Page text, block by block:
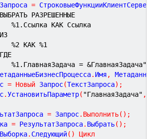
= СтроковыеФункцииКлиентСервер
РАЗРЕШЕННЫЕ
|	%1.Ссылка КАК Ссылка
|	%2 КАК %1
|	%1.ГлавнаяЗадача = &ГлавнаяЗадача"
МетаданныеБизнесПроцесса
. Имя ,
= Новый Запрос(ТекстЗапроса) ;
.УстановитьПараметр( "ГлавнаяЗадача" ,
= Запрос. Выполнить( ) ;
= РезультатЗапроса. Выбрать( ) ;
. Следующий( )
Цикл